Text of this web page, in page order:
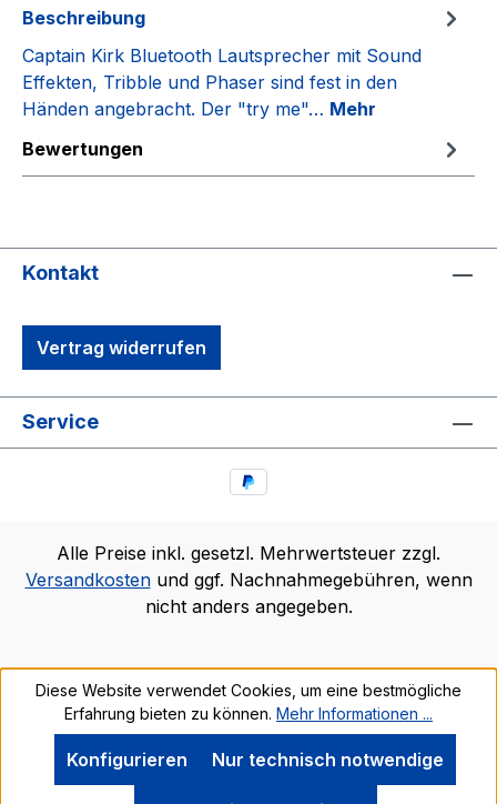
Beschreibung
Captain Kirk Bluetooth Lautsprecher mit Sound
Effekten, Tribble und Phaser sind fest in den
Händen angebracht. Der "try me"… Mehr
Bewertungen
Kontakt
Vertrag widerrufen
Service
Alle Preise inkl. gesetzl. Mehrwertsteuer zzgl.
Versandkostenund ggf. Nachnahmegebühren, wenn
nicht anders angegeben.
Diese Website verwendet Cookies, um eine bestmögliche
Erfahrung bieten zu können. Mehr Informationen ...
Nur technisch notwendige
Konfigurieren